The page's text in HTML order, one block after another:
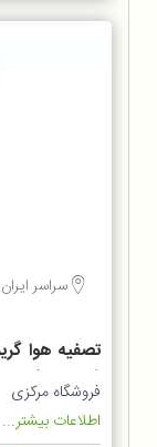
سراسر ایران
فیلتر اضاف
فروشگاه مرکزی
اطلاعات بیشتر...